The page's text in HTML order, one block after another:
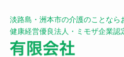
淡路島・洲本市の介護のことなら
健康経営優良法人・ミモザ企業認